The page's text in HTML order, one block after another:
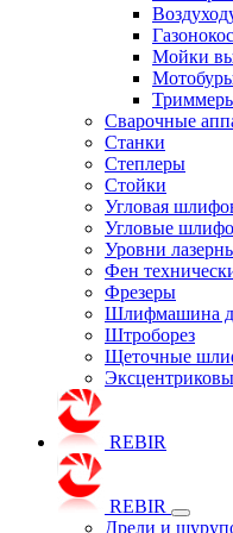
Мойки
Сварочные
Станки
Степлеры
Стойки
Угловая
Угловые
Уровни
Фен
Фрезеры
Шлифмашина
Штроборез
Щеточные
REBIR
REBIR
Дрели и